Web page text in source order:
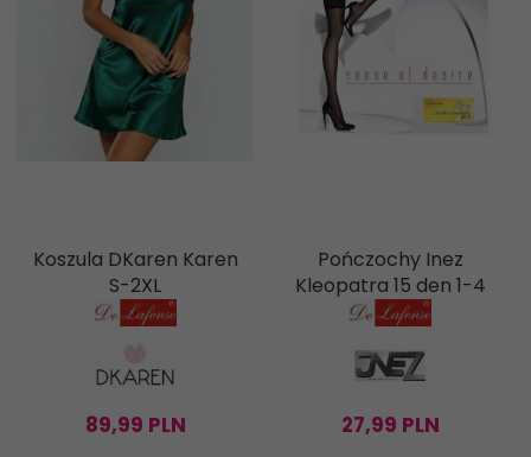
Koszula DKaren Karen
S-2XL
89,99 PLN
Pończochy Inez
Kleopatra 15 den 1-4
27,99 PLN